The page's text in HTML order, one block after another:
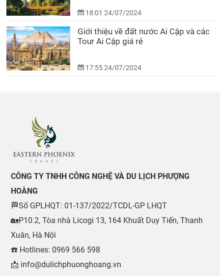
18:01 24/07/2024
Giới thiệu về đất nước Ai Cập và các
Tour Ai Cập giá rẻ
17:55 24/07/2024
CÔNG TY TNHH CÔNG NGHỆ VÀ DU LỊCH PHƯỢNG
HOÀNG
🏁Số GPLHQT: 01-137/2022/TCDL-GP LHQT
🏡P10.2, Tòa nhà Licogi 13, 164 Khuất Duy Tiến, Thanh
Xuân, Hà Nội
☎️ Hotlines: 0969 566 598
📩 info@dulichphuonghoang.vn